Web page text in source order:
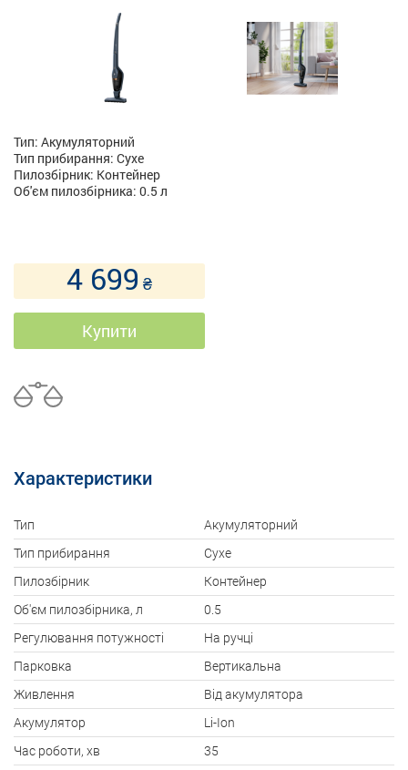
Тип: Акумуляторний
Тип прибирання: Сухе
Пилозбірник: Контейнер
Об'єм пилозбірника: 0.5 л
4 699 ₴
Купити
Характеристики
Тип
Акумуляторний
Тип прибирання
Сухе
Пилозбірник
Контейнер
Об'єм пилозбірника, л
0.5
Регулювання потужності
На ручці
Парковка
Вертикальна
Живлення
Від акумулятора
Акумулятор
Li-Ion
Час роботи, хв
35